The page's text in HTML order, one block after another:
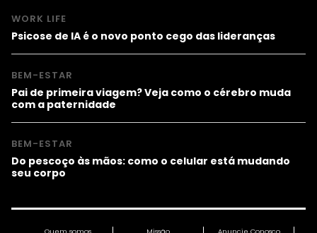
WORK LIFE
Psicose de IA é o novo ponto cego das lideranças
BEM-ESTAR
Pai de primeira viagem? Veja como o cérebro muda
com a paternidade
BEM-ESTAR
Do pescoço às mãos: como o celular está mudando
seu corpo
Quem somos Missão Anuncie Conosco